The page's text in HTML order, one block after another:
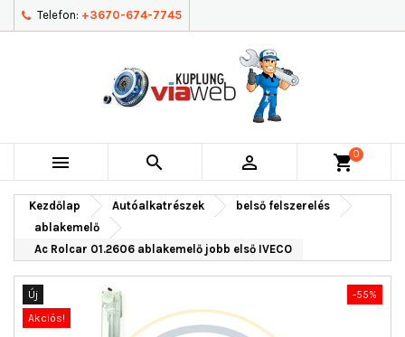
Telefon: +3670-674-7745
   shopping_cart0
Kezdőlap Autóalkatrészek
belső felszerelés
ablakemelő
Ac Rolcar 01.2606 ablakemelő jobb első IVECO
Új
-55%
Akciós!